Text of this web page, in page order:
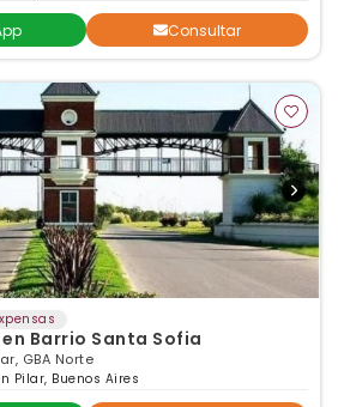
Consultar
Barrio Santa Sofia
GBA Norte
Pilar, Buenos Aires